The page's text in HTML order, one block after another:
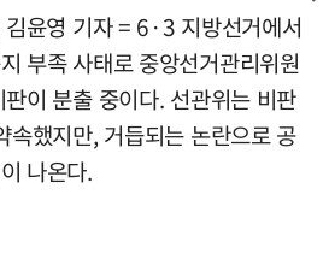
윤영 기자 = 6·3 지방선거에서
부족 사태로 중앙선거관리위원
이 분출 중이다. 선관위는 비판
속했지만, 거듭되는 논란으로 공
나온다.